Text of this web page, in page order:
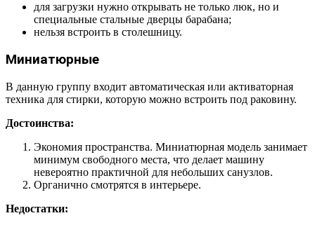
для загрузки нужно открывать не только люк, но и
специальные стальные дверцы барабана;
нельзя встроить в столешницу.
Миниатюрные
В данную группу входит автоматическая или активаторная
техника для стирки, которую можно встроить под раковину.
Достоинства:
Экономия пространства. Миниатюрная модель занимает
минимум свободного места, что делает машину
невероятно практичной для небольших санузлов.
Органично смотрятся в интерьере.
Недостатки: